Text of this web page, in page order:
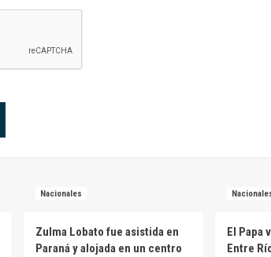
Nacionales
Zulma Lobato fue asistida en
Paraná y alojada en un centro
El Papa
Entre